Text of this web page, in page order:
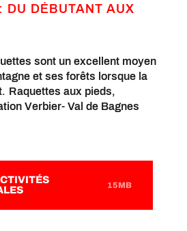
DU DÉBUTANT AUX
sont un excellent moyen
et ses forêts lorsque la
Raquettes aux pieds,
Verbier- Val de Bagnes
15MB